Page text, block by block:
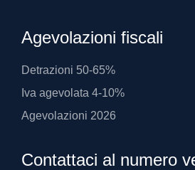
Agevolazioni fiscali
Detrazioni 50-65%
Iva agevolata 4-10%
Agevolazioni 2026
Contattaci al numero